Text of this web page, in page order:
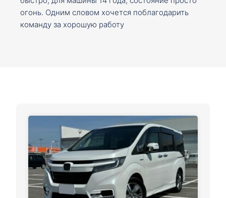
огонь. Одним словом хочется поблагодарить
команду за хорошую работу